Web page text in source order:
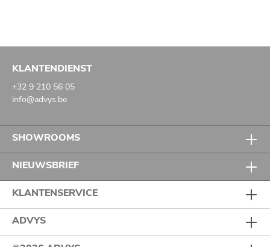
KLANTENDIENST
+32 9 210 56 05
info@advys.be
SHOWROOMS
NIEUWSBRIEF
KLANTENSERVICE
ADVYS